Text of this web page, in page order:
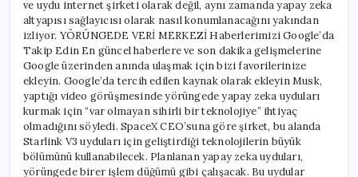
ve uydu internet şirketi olarak değil, aynı zamanda yapay zeka
altyapısı sağlayıcısı olarak nasıl konumlanacağını yakından
izliyor. YÖRÜNGEDE VERİ MERKEZİ Haberlerimizi Google’da
Takip Edin En güncel haberlere ve son dakika gelişmelerine
Google üzerinden anında ulaşmak için bizi favorilerinize
ekleyin. Google’da tercih edilen kaynak olarak ekleyin Musk,
yaptığı video görüşmesinde yörüngede yapay zeka uyduları
kurmak için “var olmayan sihirli bir teknolojiye” ihtiyaç
olmadığını söyledi. SpaceX CEO’suna göre şirket, bu alanda
Starlink V3 uyduları için geliştirdiği teknolojilerin büyük
bölümünü kullanabilecek. Planlanan yapay zeka uyduları,
yörüngede birer işlem düğümü gibi çalışacak. Bu uydular